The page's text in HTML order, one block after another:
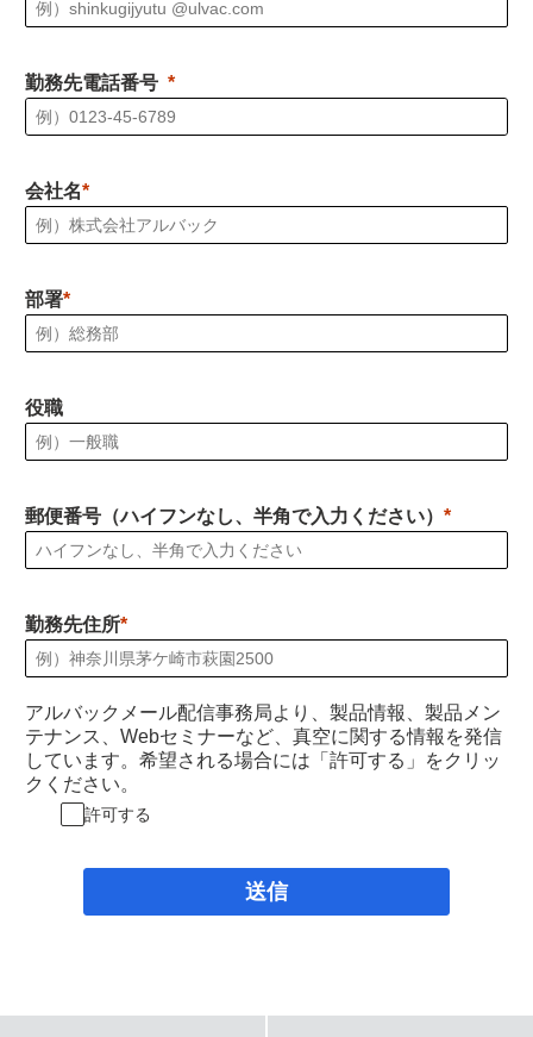
勤務先電話番号
会社名
部署
役職
郵便番号（ハイフンなし、半角で入力ください）
勤務先住所
アルバックメール配信事務局より、製品情報、製品メン
テナンス、Webセミナーなど、真空に関する情報を発信
しています。希望される場合には「許可する」をクリッ
クください。
許可する
送信